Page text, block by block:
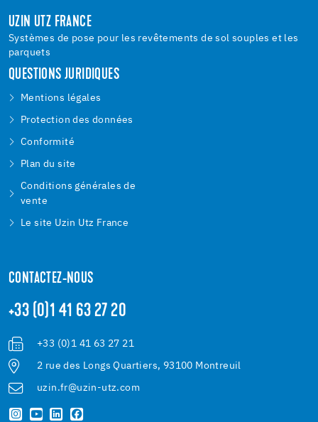
UZIN UTZ FRANCE
Systèmes de pose pour les revêtements de sol souples et les
parquets
QUESTIONS JURIDIQUES
Mentions légales
Protection des données
Conformité
Plan du site
Conditions générales de
vente
Le site Uzin Utz France
CONTACTEZ-NOUS
+33 (0)1 41 63 27 20
+33 (0)1 41 63 27 21
2 rue des Longs Quartiers, 93100 Montreuil
uzin.fr@uzin-utz.com